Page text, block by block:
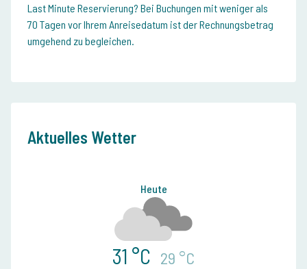
Last Minute Reservierung? Bei Buchungen mit weniger als
70 Tagen vor Ihrem Anreisedatum ist der Rechnungsbetrag
umgehend zu begleichen.
Aktuelles Wetter
Heute
31 °C 29 °C